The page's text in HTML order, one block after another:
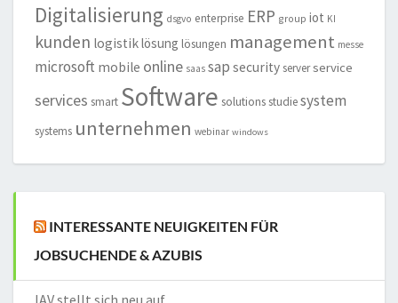
Digitalisierung dsgvo enterprise ERP group iot KI
kunden logistiklösung lösungen management messe
microsoft mobile online saas sap security serverservice
services smart Software solutions studiesystem
systems unternehmen webinar windows
INTERESSANTE NEUIGKEITEN FÜR
JOBSUCHENDE & AZUBIS
IAV stellt sich neu auf